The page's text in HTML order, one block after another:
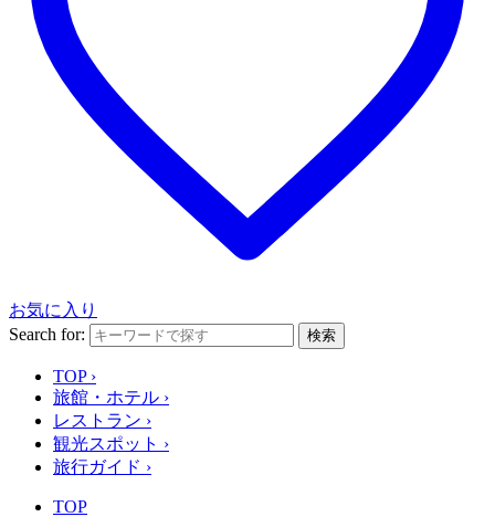
お気に入り
Search for:
検索
TOP ›
旅館・ホテル ›
レストラン ›
観光スポット ›
旅行ガイド ›
TOP